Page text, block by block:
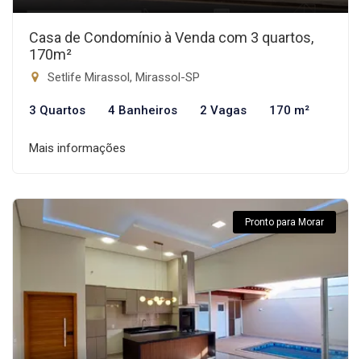
Casa de Condomínio à Venda com 3 quartos,
170m²
Setlife Mirassol, Mirassol-SP
3 Quartos 4 Banheiros 2 Vagas 170 m²
Mais informações
Pronto para Morar